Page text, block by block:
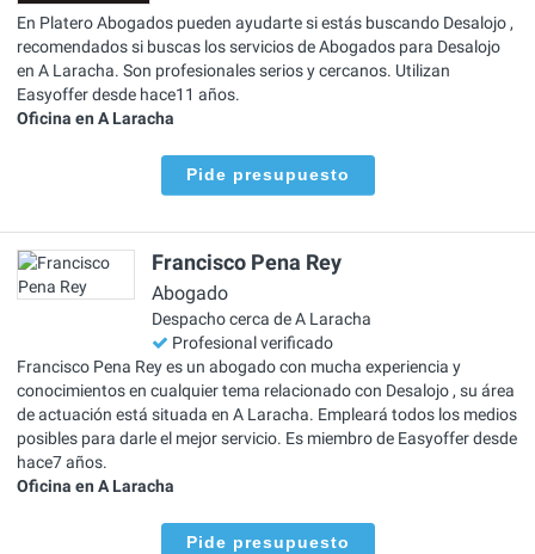
En Platero Abogados pueden ayudarte si estás buscando Desalojo ,
recomendados si buscas los servicios de Abogados para Desalojo
en A Laracha. Son profesionales serios y cercanos. Utilizan
Easyoffer desde hace11 años.
Oficina en A Laracha
Pide presupuesto
Francisco Pena Rey
Abogado
Despacho cerca de A Laracha
Profesional verificado
Francisco Pena Rey es un abogado con mucha experiencia y
conocimientos en cualquier tema relacionado con Desalojo , su área
de actuación está situada en A Laracha. Empleará todos los medios
posibles para darle el mejor servicio. Es miembro de Easyoffer desde
hace7 años.
Oficina en A Laracha
Pide presupuesto